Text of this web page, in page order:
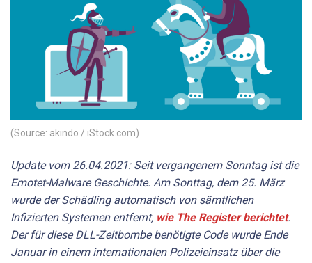
(Source: akindo / iStock.com)
Update vom 26.04.2021: Seit vergangenem Sonntag ist die
Emotet-Malware Geschichte. Am Sonttag, dem 25. März
wurde der Schädling automatisch von sämtlichen
Infizierten Systemen entfernt, wie The Register berichtet.
Der für diese DLL-Zeitbombe benötigte Code wurde Ende
Januar in einem internationalen Polizeieinsatz über die